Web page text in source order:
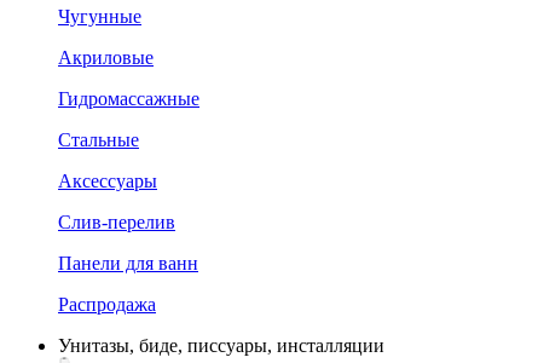
Чугунные
Акриловые
Гидромассажные
Стальные
Аксессуары
Слив-перелив
Панели для ванн
Распродажа
Унитазы, биде, писсуары, инсталляции